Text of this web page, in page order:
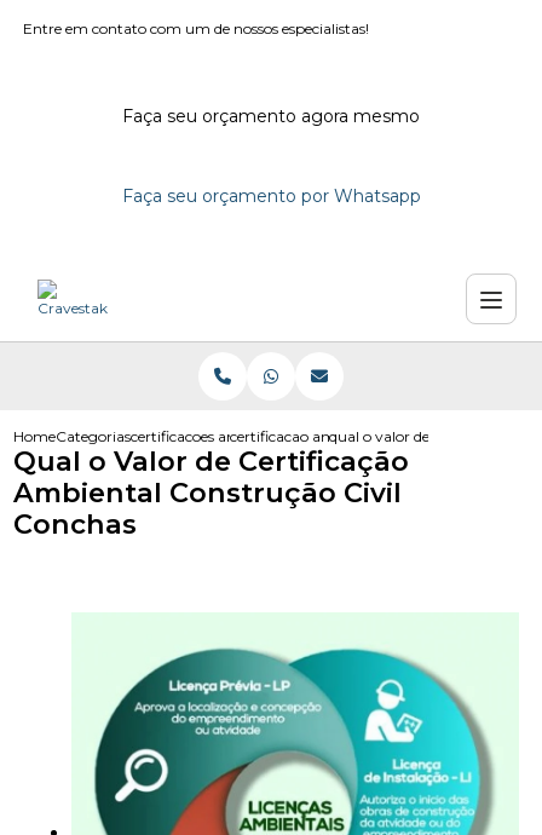
Entre em contato com um de nossos especialistas!
Faça seu orçamento agora mesmo
Faça seu orçamento por Whatsapp
HomeCategoriascertificacoes ambientaiscertificacao ambiental iso 14001
qual o valor de certificacao
Qual o Valor de Certificação
Ambiental Construção Civil
Conchas